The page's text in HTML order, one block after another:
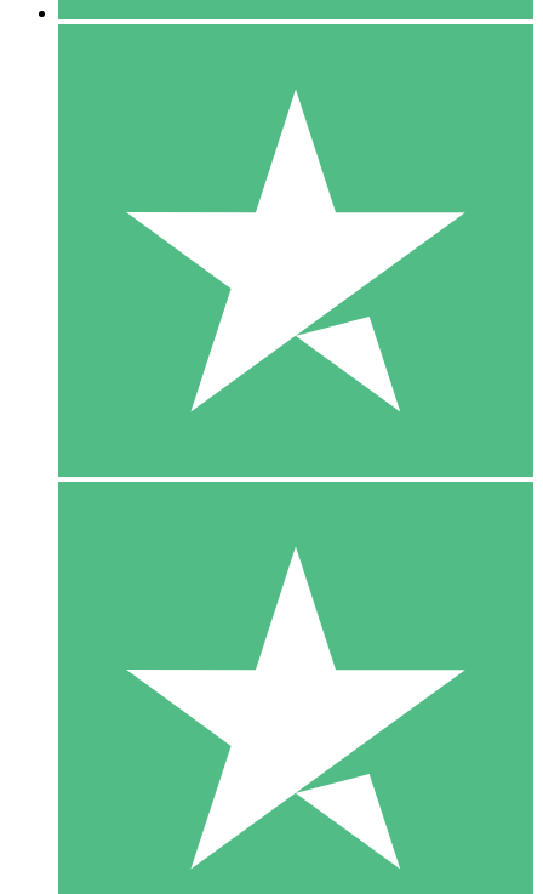
10 Téléchargements
20 00